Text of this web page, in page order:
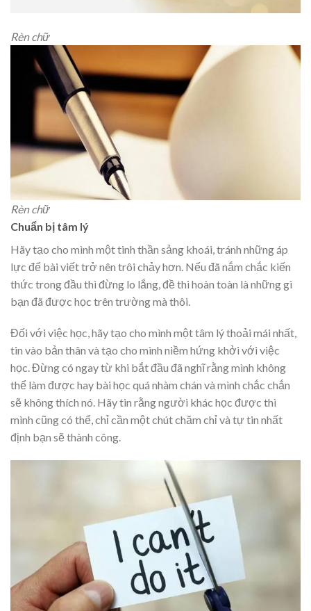
Rèn chữ
Rèn chữ
Chuẩn bị tâm lý
Hãy tạo cho mình một tinh thần sảng khoái, tránh những áp
lực để bài viết trở nên trôi chảy hơn. Nếu đã nắm chắc kiến
thức trong đầu thì đừng lo lắng, đề thi hoàn toàn là những gì
bạn đã được học trên trường mà thôi.
Đối với việc học, hãy tạo cho mình một tâm lý thoải mái nhất,
tin vào bản thân và tạo cho mình niềm hứng khởi với việc
học. Đừng có ngay từ khi bắt đầu đã nghĩ rằng mình không
thể làm được hay bài học quá nhàm chán và mình chắc chắn
sẽ không thích nó. Hãy tin rằng người khác học được thì
mình cũng có thể, chỉ cần một chút chăm chỉ và tự tin nhất
định bạn sẽ thành công.